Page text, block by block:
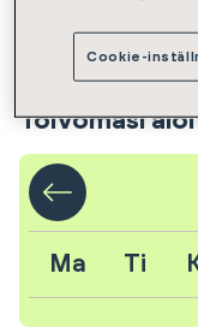
Toivomasi
Ma Ti
Cookie-